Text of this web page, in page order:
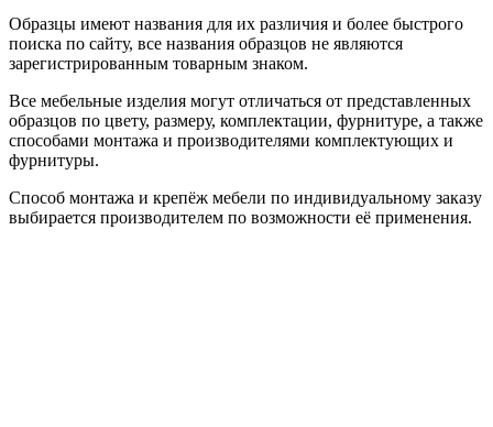
Образцы имеют названия для их различия и более быстрого
поиска по сайту, все названия образцов не являются
зарегистрированным товарным знаком.
Все мебельные изделия могут отличаться от представленных
образцов по цвету, размеру, комплектации, фурнитуре, а также
способами монтажа и производителями комплектующих и
фурнитуры.
Способ монтажа и крепёж мебели по индивидуальному заказу
выбирается производителем по возможности её применения.